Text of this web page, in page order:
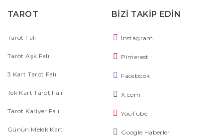
TAROT
Tarot Falı
Tarot Aşk Falı
3 Kart Tarot Falı
Tek Kart Tarot Falı
Tarot Kariyer Falı
Günün Melek Kartı
BİZİ TAKİP EDİN
Instagram
Pinterest
Facebook
X.com
YouTube
Google Haberler